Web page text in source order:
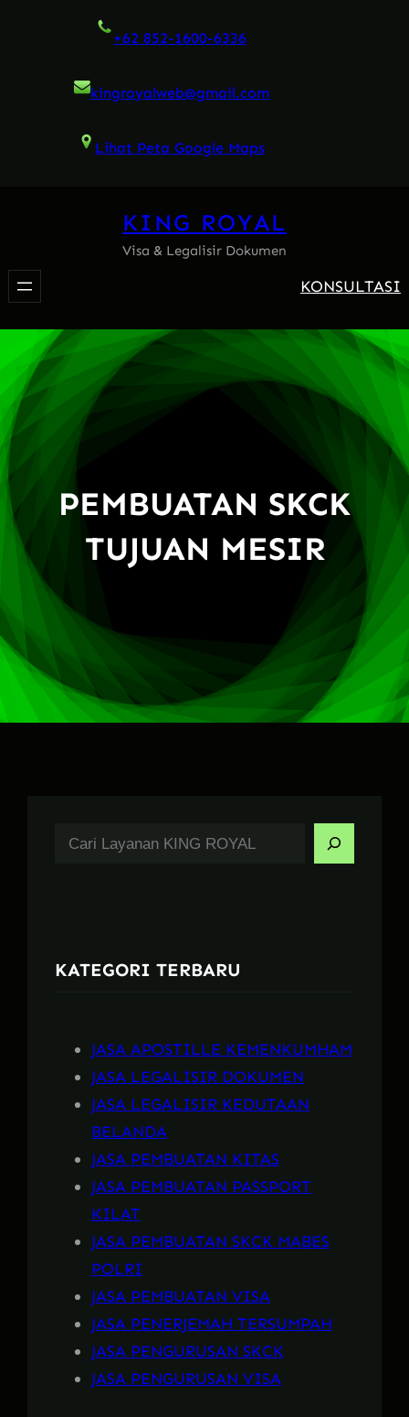
+62 852-1600-6336
kingroyalweb@gmail.com
Lihat Peta Google Maps
KING ROYAL
Visa & Legalisir Dokumen
KONSULTASI
PEMBUATAN SKCK
TUJUAN MESIR
h
KATEGORI TERBARU
JASA APOSTILLE KEMENKUMHAM
JASA LEGALISIR DOKUMEN
JASA LEGALISIR KEDUTAAN
BELANDA
JASA PEMBUATAN KITAS
JASA PEMBUATAN PASSPORT
KILAT
JASA PEMBUATAN SKCK MABES
POLRI
JASA PEMBUATAN VISA
JASA PENERJEMAH TERSUMPAH
JASA PENGURUSAN SKCK
JASA PENGURUSAN VISA